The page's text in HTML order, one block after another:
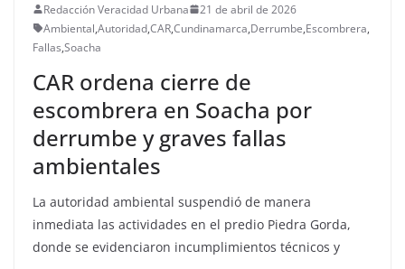
Redacción Veracidad Urbana
21 de abril de 2026
Ambiental,Autoridad,CAR,Cundinamarca,Derrumbe,Escombrera,
Fallas,Soacha
CAR ordena cierre de
escombrera en Soacha por
derrumbe y graves fallas
ambientales
La autoridad ambiental suspendió de manera
inmediata las actividades en el predio Piedra Gorda,
donde se evidenciaron incumplimientos técnicos y